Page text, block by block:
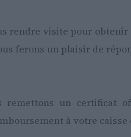
rendre visite pour
ferons un plaisir de
un certificat
à votre caisse